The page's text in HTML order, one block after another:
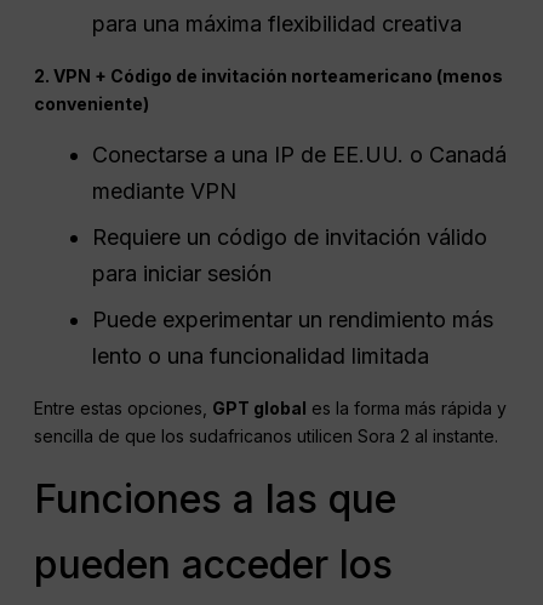
para una máxima flexibilidad creativa
2. VPN + Código de invitación norteamericano (menos
conveniente)
Conectarse a una IP de EE.UU. o Canadá
mediante VPN
Requiere un código de invitación válido
para iniciar sesión
Puede experimentar un rendimiento más
lento o una funcionalidad limitada
Entre estas opciones, GPT global es la forma más rápida y
sencilla de que los sudafricanos utilicen Sora 2 al instante.
Funciones a las que
pueden acceder los